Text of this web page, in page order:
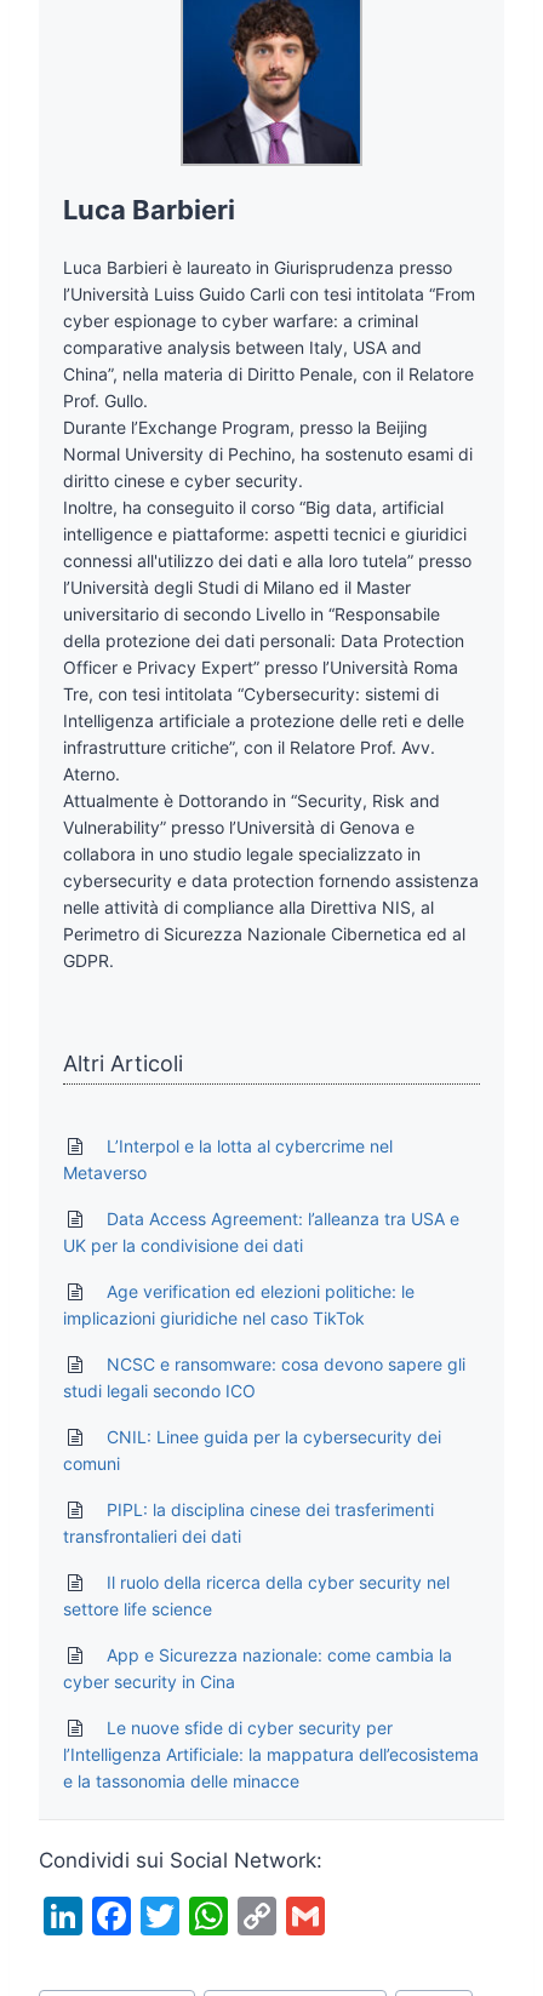
Luca Barbieri
Luca Barbieri è laureato in Giurisprudenza presso
l’Università Luiss Guido Carli con tesi intitolata “From
cyber espionage to cyber warfare: a criminal
comparative analysis between Italy, USA and
China”, nella materia di Diritto Penale, con il Relatore
Prof. Gullo.
Durante l’Exchange Program, presso la Beijing
Normal University di Pechino, ha sostenuto esami di
diritto cinese e cyber security.
Inoltre, ha conseguito il corso “Big data, artificial
intelligence e piattaforme: aspetti tecnici e giuridici
connessi all'utilizzo dei dati e alla loro tutela” presso
l’Università degli Studi di Milano ed il Master
universitario di secondo Livello in “Responsabile
della protezione dei dati personali: Data Protection
Officer e Privacy Expert” presso l’Università Roma
Tre, con tesi intitolata “Cybersecurity: sistemi di
Intelligenza artificiale a protezione delle reti e delle
infrastrutture critiche”, con il Relatore Prof. Avv.
Aterno.
Attualmente è Dottorando in “Security, Risk and
Vulnerability” presso l’Università di Genova e
collabora in uno studio legale specializzato in
cybersecurity e data protection fornendo assistenza
nelle attività di compliance alla Direttiva NIS, al
Perimetro di Sicurezza Nazionale Cibernetica ed al
GDPR.
Altri Articoli
L’Interpol e la lotta al cybercrime nel
Metaverso
Data Access Agreement: l’alleanza tra USA e
UK per la condivisione dei dati
Age verification ed elezioni politiche: le
implicazioni giuridiche nel caso TikTok
NCSC e ransomware: cosa devono sapere gli
studi legali secondo ICO
CNIL: Linee guida per la cybersecurity dei
comuni
PIPL: la disciplina cinese dei trasferimenti
transfrontalieri dei dati
Il ruolo della ricerca della cyber security nel
settore life science
App e Sicurezza nazionale: come cambia la
cyber security in Cina
Le nuove sfide di cyber security per
l’Intelligenza Artificiale: la mappatura dell’ecosistema
e la tassonomia delle minacce
Condividi sui Social Network:
Li F
T
W C